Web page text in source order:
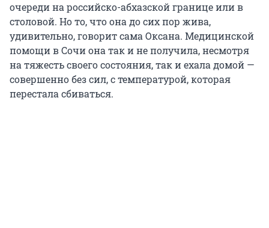
очереди на российско-абхазской границе или в
столовой. Но то, что она до сих пор жива,
удивительно, говорит сама Оксана. Медицинской
помощи в Сочи она так и не получила, несмотря
на тяжесть своего состояния, так и ехала домой —
совершенно без сил, с температурой, которая
перестала сбиваться.